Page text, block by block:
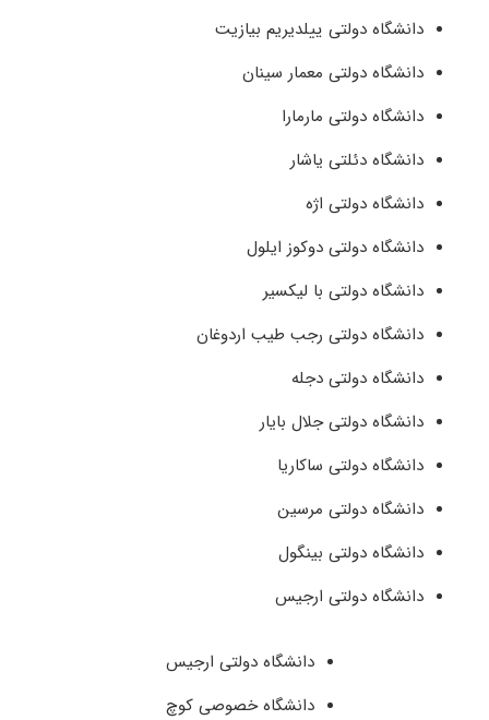
دانشگاه دولتی ییلدیریم بیازیت
دانشگاه دولتی معمار سینان
دانشگاه دولتی مارمارا
دانشگاه دئلتی یاشار
دانشگاه دولتی اژه
دانشگاه دولتی دوکوز ایلول
دانشگاه دولتی با لیکسیر
دانشگاه دولتی رجب طیب اردوغان
دانشگاه دولتی دجله
دانشگاه دولتی جلال بایار
دانشگاه دولتی ساکاریا
دانشگاه دولتی مرسین
دانشگاه دولتی بینگول
دانشگاه دولتی ارجیس
دانشگاه دولتی ارجیس
دانشگاه خصوصی کوچ